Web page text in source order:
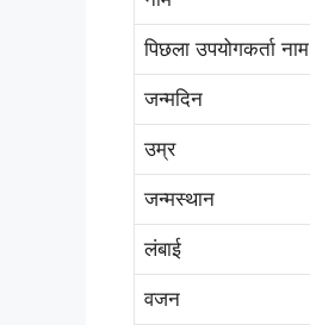
पिछला उपयोगकर्ता नाम
जन्मदिन
उम्र
जन्मस्थान
लंबाई
वजन